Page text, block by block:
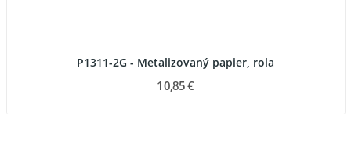
P1311-2G - Metalizovaný papier, rola
10,85 €